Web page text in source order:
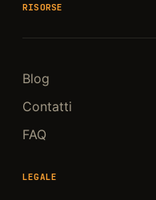
RISORSE
Blog
Contatti
FAQ
LEGALE